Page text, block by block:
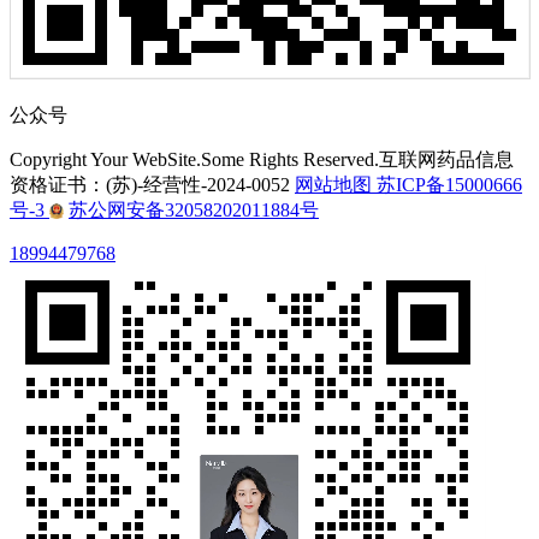
公众号
Copyright Your WebSite.Some Rights Reserved.互联网药品信息
资格证书：(苏)-经营性-2024-0052 网站地图 苏ICP备15000666
号-3
苏公网安备32058202011884号
18994479768